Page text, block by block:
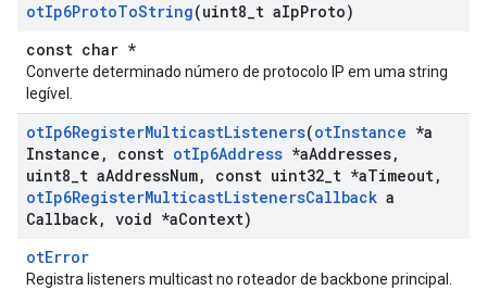
otIp6ProtoToString(uint8 t aIpProto)
const char *
Converte determinado número de protocolo IP em uma string
legível.
otIp6RegisterMulticastListeners(otInstance *a
Instance , const otIp6Address *aAddresses,
uint8 t aAddressNum, const uint32 t *aTimeout,
otIp6RegisterMulticastListenersCallback a
Callback, void *aContext)
otError
Registra listeners multicast no roteador de backbone principal.